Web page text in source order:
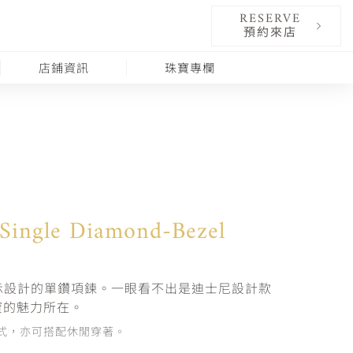
RESERVE
預約來店
店鋪資訊 珠寶專欄
Diamond-Bezel
計的單鑽項鍊。一眼看不出是迪士尼設計款
魅力所在。
亦可搭配休閒穿著。